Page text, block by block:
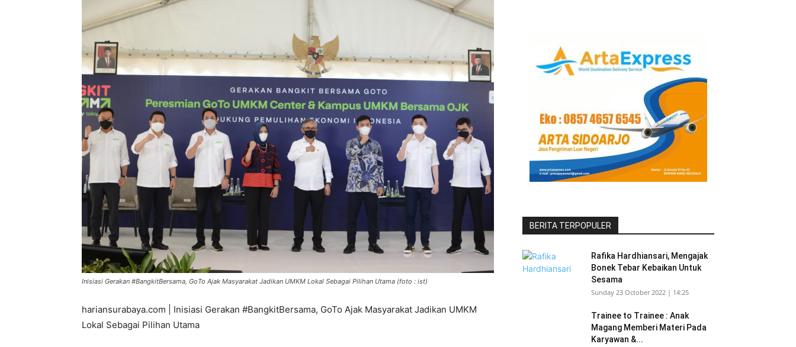
Inisiasi Gerakan #BangkitBersama, GoTo Ajak Masyarakat Jadikan UMKM Lokal Sebagai Pilihan Utama (foto : ist)
hariansurabaya.com | Inisiasi Gerakan #BangkitBersama, GoTo Ajak Masyarakat Jadikan UMKM
Lokal Sebagai Pilihan Utama
BERITA TERPOPULER
Rafika Hardhiansari, Mengajak
Bonek Tebar Kebaikan Untuk
Sesama
Sunday 23 October 2022 | 14:25
Trainee to Trainee : Anak
Magang Memberi Materi Pada
Karyawan &...